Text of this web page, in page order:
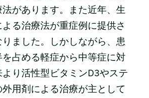
があります。また近年、生
る治療法が重症例に提供さ
ました。しかしながら、患
占める軽症から中等症に対
より活性型ビタミンD3やステ
用剤による治療が主として